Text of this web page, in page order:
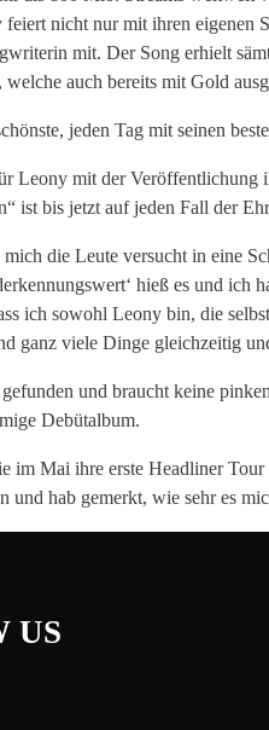
feiert nicht nur mit ihren
mit. Der Song erhielt
auch bereits mit Gold
jeden Tag mit seinen
Leony mit der Veröffentlichung
ist bis jetzt auf jeden Fall der
die Leute versucht in eine
hieß es und ich
ich sowohl Leony bin, die
ganz viele Dinge gleichzeitig
und braucht keine
Debütalbum.
im Mai ihre erste Headliner
und hab gemerkt, wie sehr es
US